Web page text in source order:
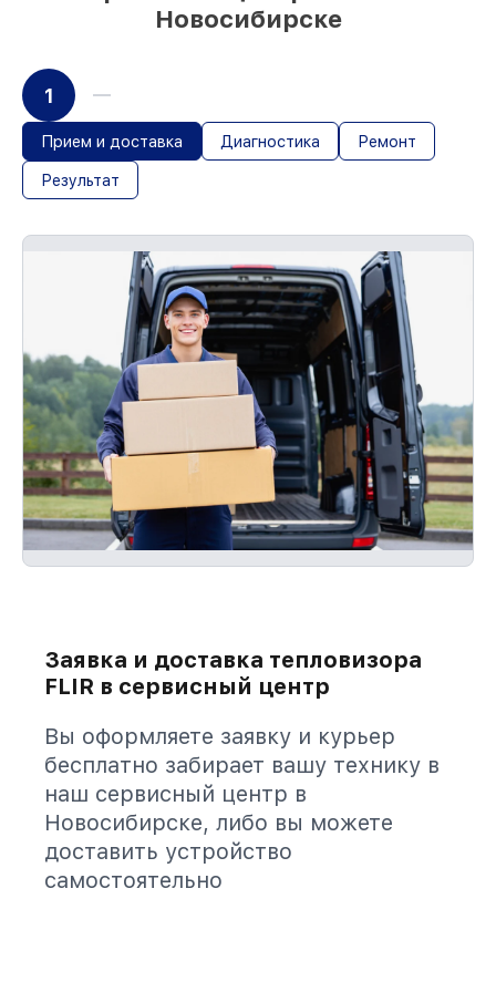
Новосибирске
1
Прием и доставка Диагностика Ремонт
Результат
Заявка и доставка тепловизора
FLIR в сервисный центр
Вы оформляете заявку и курьер
бесплатно забирает вашу технику в
наш сервисный центр в
Новосибирске, либо вы можете
доставить устройство
самостоятельно